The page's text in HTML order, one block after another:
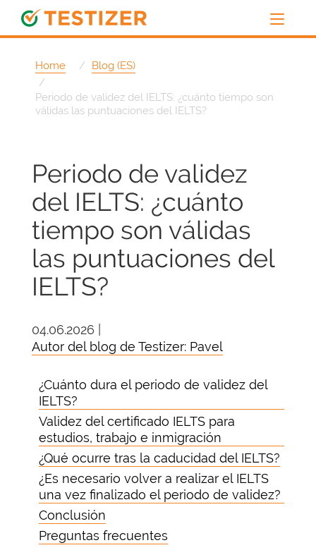
Home Blog (ES)
Periodo de validez del IELTS: ¿cuánto tiempo son
válidas las puntuaciones del IELTS?
Periodo de validez
del IELTS: ¿cuánto
tiempo son válidas
las puntuaciones del
IELTS?
04.06.2026 |
Autor del blog de Testizer: Pavel
¿Cuánto dura el periodo de validez del
IELTS?
Validez del certificado IELTS para
estudios, trabajo e inmigración
¿Qué ocurre tras la caducidad del IELTS?
¿Es necesario volver a realizar el IELTS
una vez finalizado el periodo de validez?
Conclusión
Preguntas frecuentes